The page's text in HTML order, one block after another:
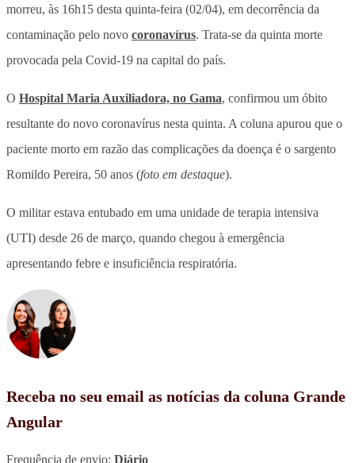
morreu, às 16h15 desta quinta-feira (02/04), em decorrência da
contaminação pelo novo coronavírus. Trata-se da quinta morte
provocada pela Covid-19 na capital do país.
O Hospital Maria Auxiliadora, no Gama, confirmou um óbito
resultante do novo coronavírus nesta quinta. A coluna apurou que o
paciente morto em razão das complicações da doença é o sargento
Romildo Pereira, 50 anos (foto em destaque).
O militar estava entubado em uma unidade de terapia intensiva
(UTI) desde 26 de março, quando chegou à emergência
apresentando febre e insuficiência respiratória.
Receba no seu email as notícias da coluna Grande
Angular
Frequência de envio: Diário